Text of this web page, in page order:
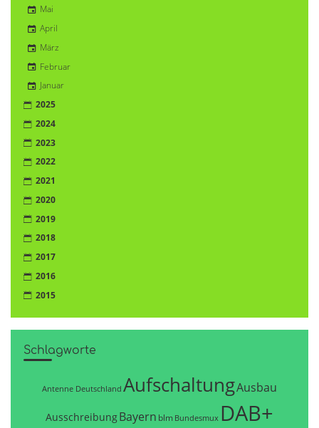
Mai
April
März
Februar
Januar
2025
2024
2023
2022
2021
2020
2019
2018
2017
2016
2015
Schlagworte
Antenne Deutschland AufschaltungAusbau
AusschreibungBayern blm Bundesmux DAB+